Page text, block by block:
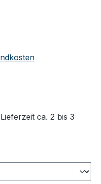
5 von 5 Sternen
ca. 2 bis 3